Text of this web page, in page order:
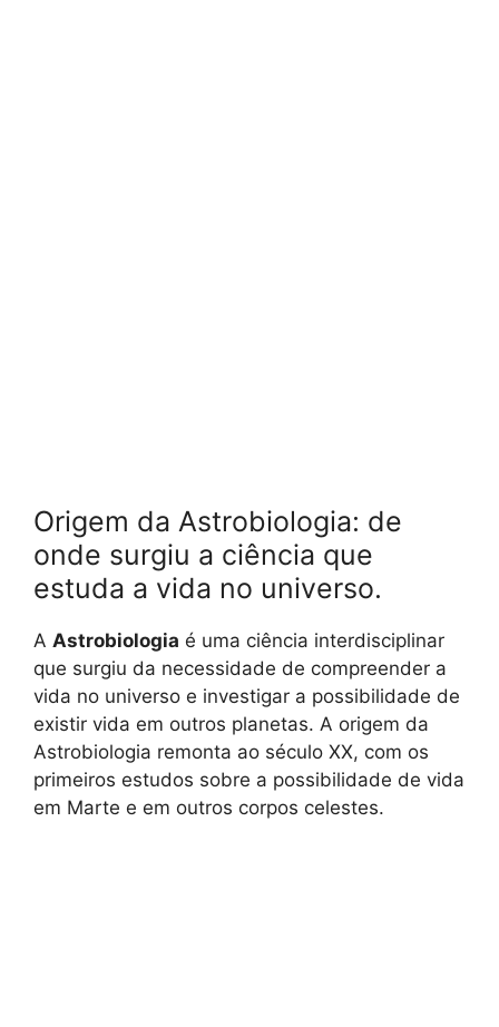
Origem da Astrobiologia: de
onde surgiu a ciência que
estuda a vida no universo.
A Astrobiologia é uma ciência interdisciplinar
que surgiu da necessidade de compreender a
vida no universo e investigar a possibilidade de
existir vida em outros planetas. A origem da
Astrobiologia remonta ao século XX, com os
primeiros estudos sobre a possibilidade de vida
em Marte e em outros corpos celestes.